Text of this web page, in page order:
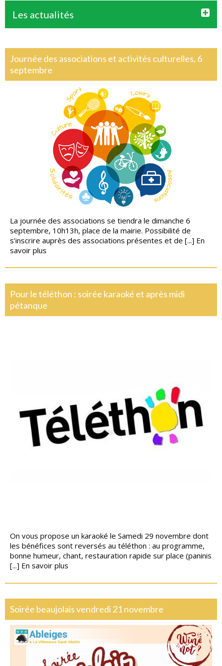
Les actualités
Journée des associations et activités culturelles, 6
septembre
La journée des associations se tiendra le dimanche 6
septembre, 10h13h, place de la mairie. Possibilité de
s’inscrire auprès des associations présentes et de [...] En
savoir plus
Pour le téléthon : soirée karaoké et après midi
pétanque
On vous propose un karaoké le Samedi 29 novembre dont
les bénéfices sont reversés au téléthon : au programme,
bonne humeur, chant, restauration rapide sur place (paninis
[...] En savoir plus
Soirée beaujolais vendredi 21 novembre